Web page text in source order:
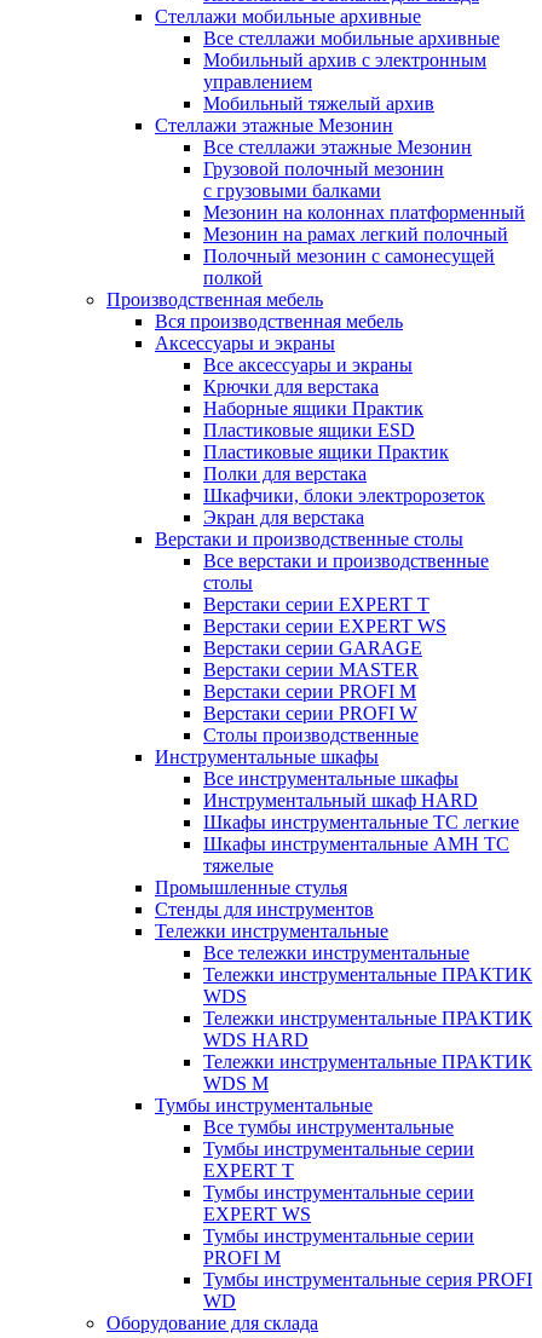
Стеллажи мобильные архивные
Все стеллажи мобильные архивные
Мобильный архив с электронным
управлением
Мобильный тяжелый архив
Стеллажи этажные Мезонин
Все стеллажи этажные Мезонин
Грузовой полочный мезонин
с грузовыми балками
Мезонин на колоннах платформенный
Мезонин на рамах легкий полочный
Полочный мезонин с самонесущей
полкой
Производственная мебель
Вся производственная мебель
Аксессуары и экраны
Все аксессуары и экраны
Крючки для верстака
Наборные ящики Практик
Пластиковые ящики ESD
Пластиковые ящики Практик
Полки для верстака
Шкафчики, блоки электророзеток
Экран для верстака
Верстаки и производственные столы
Все верстаки и производственные
столы
Верстаки серии EXPERT T
Верстаки серии EXPERT WS
Верстаки серии GARAGE
Верстаки серии MASTER
Верстаки серии PROFI M
Верстаки серии PROFI W
Столы производственные
Инструментальные шкафы
Все инструментальные шкафы
Инструментальный шкаф HARD
Шкафы инструментальные ТС легкие
Шкафы инструментальные AMH TC
тяжелые
Промышленные стулья
Стенды для инструментов
Тележки инструментальные
Все тележки инструментальные
Тележки инструментальные ПРАКТИК
WDS
Тележки инструментальные ПРАКТИК
WDS HARD
Тележки инструментальные ПРАКТИК
WDS M
Тумбы инструментальные
Все тумбы инструментальные
Тумбы инструментальные серии
EXPERT T
Тумбы инструментальные серии
EXPERT WS
Тумбы инструментальные серии
PROFI M
Тумбы инструментальные серия PROFI
WD
Оборудование для склада